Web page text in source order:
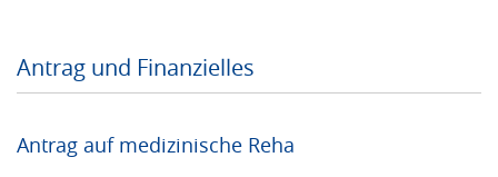
Antrag und Finanzielles
Antrag auf medizinische Reha